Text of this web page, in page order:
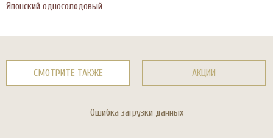
Японский односолодовый
СМОТРИТЕ ТАКЖЕ АКЦИИ
Ошибка загрузки данных